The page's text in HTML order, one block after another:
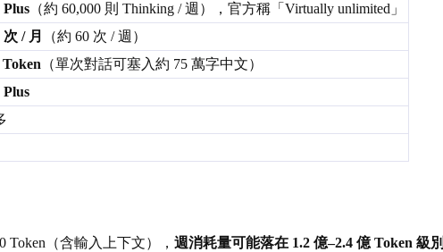
Plus （約 60,000 則 Thinking / 週），官方稱「Virtually unlimited」
次 / 月
（約 60 次 / 週）
（單次對話可塞入約 75 萬字中文）
Plus
Token（含輸入上下文）， 週消耗量可能落在 1.2 億–2.4 億 Token 級別